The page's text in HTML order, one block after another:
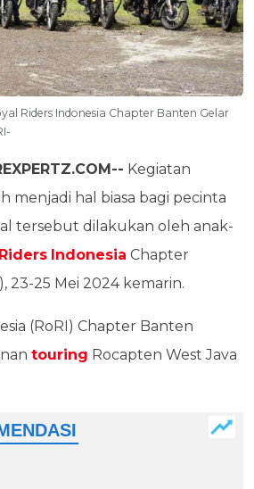
Riders Indonesia Chapter Banten Gelar
Kegiatan
menjadi hal biasa bagi pecinta
tersebut dilakukan oleh anak-
Indonesia Chapter
23-25 Mei 2024 kemarin.
(RoRI) Chapter Banten
touring Rocapten West Java